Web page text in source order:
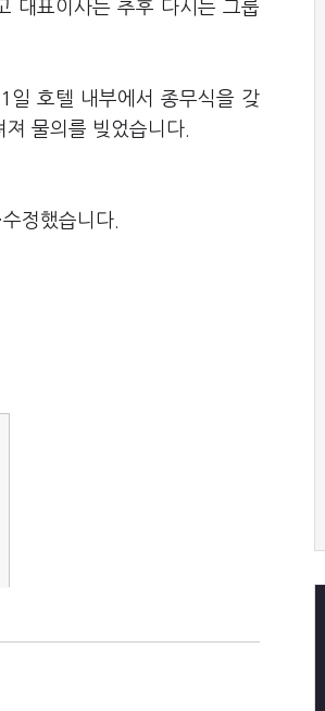
대표이사는 추후 다시는 그룹
일 호텔 내부에서 종무식을 갖
물의를 빚었습니다.
정했습니다.